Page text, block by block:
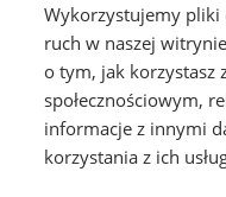
Wykorzystujemy pliki
ruch w naszej
o tym, jak korzystasz
społecznościowym,
informacje z innymi
korzystania z ich